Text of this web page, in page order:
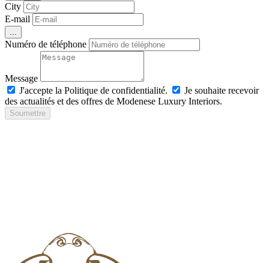
City
E-mail
...
Numéro de téléphone
Message
J'accepte la Politique de confidentialité.
Je souhaite recevoir
des actualités et des offres de Modenese Luxury Interiors.
Soumettre